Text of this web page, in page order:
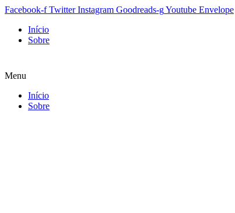
Facebook-f Twitter Instagram Goodreads-gYoutube Envelope
Início
Sobre
Menu
Início
Sobre